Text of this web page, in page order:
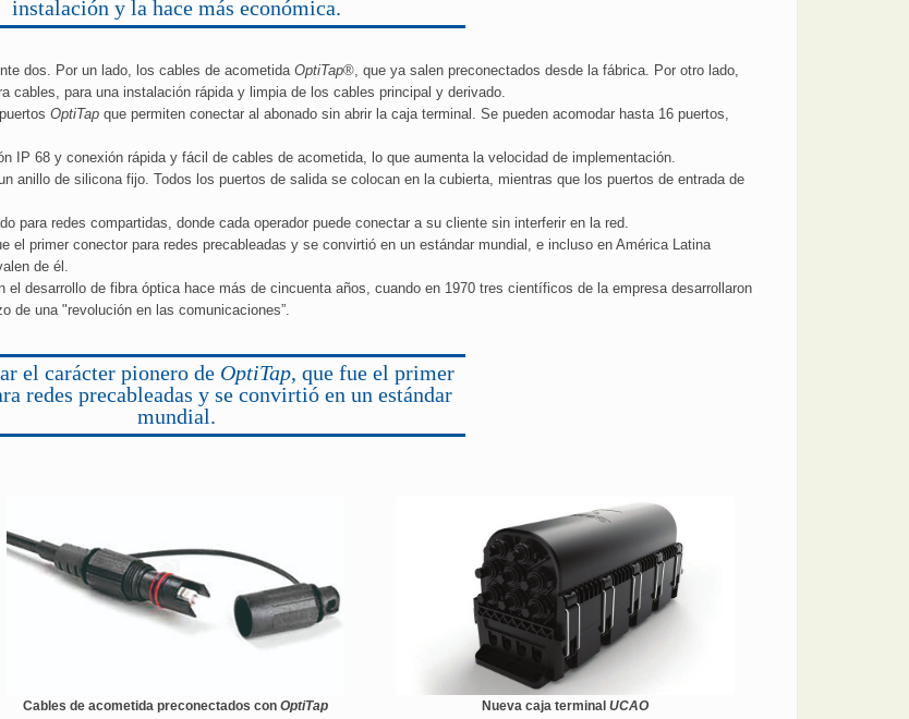
instalación y la hace más económica.
dos. Por un lado, los cables de acometida OptiTap®, que ya salen preconectados desde la fábrica. Por otro lado,
cables, para una instalación rápida y limpia de los cables principal y derivado.
OptiTap que permiten conectar al abonado sin abrir la caja terminal. Se pueden acomodar hasta 16 puertos,
IP 68 y conexión rápida y fácil de cables de acometida, lo que aumenta la velocidad de implementación.
anillo de silicona fijo. Todos los puertos de salida se colocan en la cubierta, mientras que los puertos de entrada de
para redes compartidas, donde cada operador puede conectar a su cliente sin interferir en la red.
el primer conector para redes precableadas y se convirtió en un estándar mundial, e incluso en América Latina
de él.
desarrollo de fibra óptica hace más de cincuenta años, cuando en 1970 tres científicos de la empresa desarrollaron
de una "revolución en las comunicaciones”.
el carácter pionero de OptiTap, que fue el primer
redes precableadas y se convirtió en un estándar
mundial.
Cables de acometida preconectados con OptiTap Nueva caja terminalUCAO